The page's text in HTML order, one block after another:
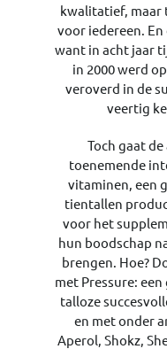
kwalitatief, maar
voor iedereen.
want in acht jaar
in 2000 werd
veroverd in de
veertig
Toch gaat
toenemende
vitaminen, een
tientallen
voor het
hun boodschap
brengen. Hoe?
met Pressure:
talloze
en met onder
Aperol, Shokz,